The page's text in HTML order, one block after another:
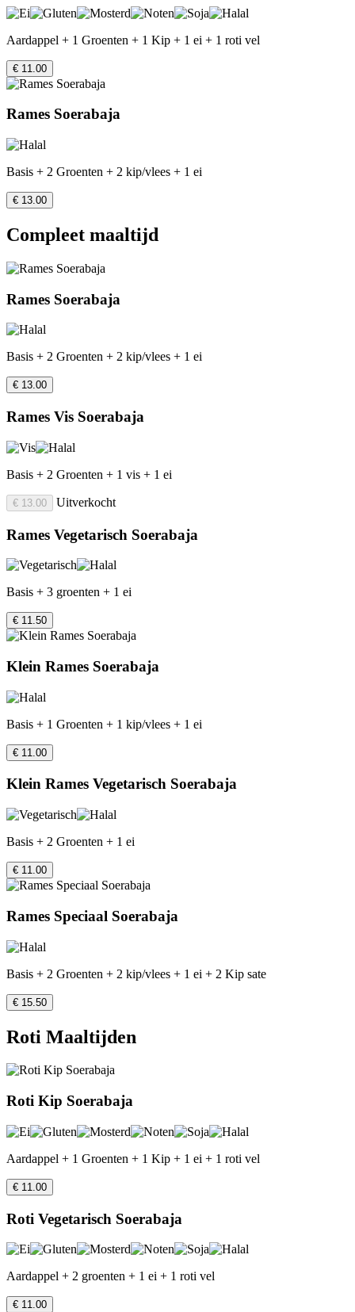
Aardappel + 1 Groenten + 1 Kip + 1 ei + 1 roti vel
€ 11.00
Rames Soerabaja
Basis + 2 Groenten + 2 kip/vlees + 1 ei
€ 13.00
Compleet maaltijd
Rames Soerabaja
Basis + 2 Groenten + 2 kip/vlees + 1 ei
€ 13.00
Rames Vis Soerabaja
Basis + 2 Groenten + 1 vis + 1 ei
€ 13.00 Uitverkocht
Rames Vegetarisch Soerabaja
Basis + 3 groenten + 1 ei
€ 11.50
Klein Rames Soerabaja
Basis + 1 Groenten + 1 kip/vlees + 1 ei
€ 11.00
Klein Rames Vegetarisch Soerabaja
Basis + 2 Groenten + 1 ei
€ 11.00
Rames Speciaal Soerabaja
Basis + 2 Groenten + 2 kip/vlees + 1 ei + 2 Kip sate
€ 15.50
Roti Maaltijden
Roti Kip Soerabaja
Aardappel + 1 Groenten + 1 Kip + 1 ei + 1 roti vel
€ 11.00
Roti Vegetarisch Soerabaja
Aardappel + 2 groenten + 1 ei + 1 roti vel
€ 11.00